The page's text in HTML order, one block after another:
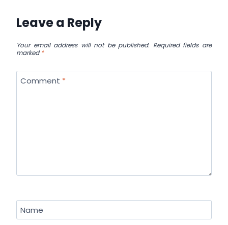
Leave a Reply
Your email address will not be published. Required fields are
marked*
Comment *
Name